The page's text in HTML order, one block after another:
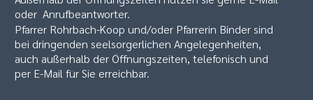
oder Anrufbeantworter.
Pfarrer Rohrbach-Koop und/oder Pfarrerin Binder sind
bei dringenden seelsorgerlichen Angelegenheiten,
auch außerhalb der Öffnungszeiten, telefonisch und
per E-Mail für Sie erreichbar.